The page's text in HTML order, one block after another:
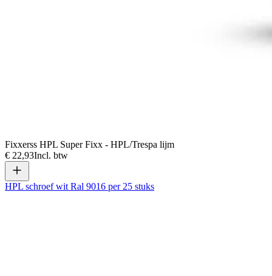
Fixxerss HPL Super Fixx - HPL/Trespa lijm
€ 22,93Incl. btw
HPL schroef wit Ral 9016 per 25 stuks